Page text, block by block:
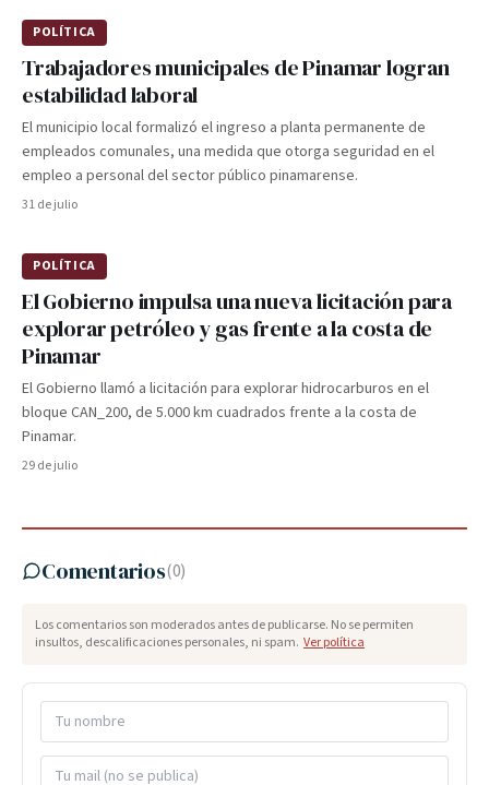
POLÍTICA
Trabajadores municipales de Pinamar logran
estabilidad laboral
El municipio local formalizó el ingreso a planta permanente de
empleados comunales, una medida que otorga seguridad en el
empleo a personal del sector público pinamarense.
31 de julio
POLÍTICA
El Gobierno impulsa una nueva licitación para
explorar petróleo y gas frente a la costa de
Pinamar
El Gobierno llamó a licitación para explorar hidrocarburos en el
bloque CAN_200, de 5.000 km cuadrados frente a la costa de
Pinamar.
29 de julio
Comentarios(0)
Los comentarios son moderados antes de publicarse. No se permiten
insultos, descalificaciones personales, ni spam. Ver política